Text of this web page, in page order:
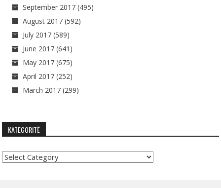
September 2017 (495)
August 2017 (592)
July 2017 (589)
June 2017 (641)
May 2017 (675)
April 2017 (252)
March 2017 (299)
KATEGORITË
Kategoritë